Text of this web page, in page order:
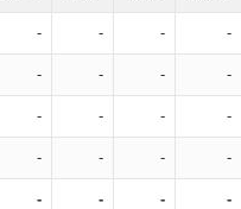
- - - -
- - - -
- - - -
- - - -
- - - -